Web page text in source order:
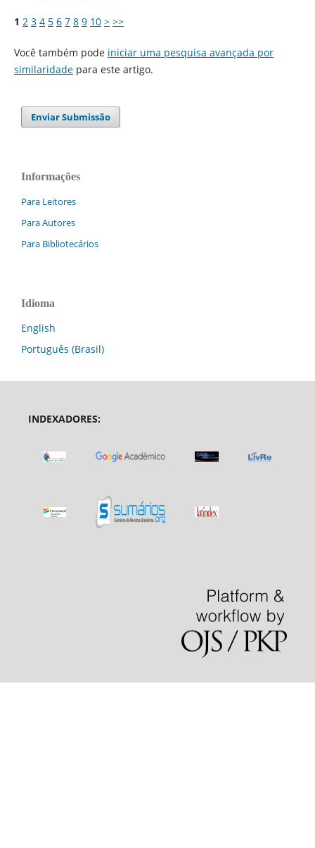
1 2 3 4 5 6 7 8 9 10 > >>
Você também pode iniciar uma pesquisa avançada por
similaridadepara este artigo.
Enviar Submissão
Informações
Para Leitores
Para Autores
Para Bibliotecários
Idioma
English
Português (Brasil)
INDEXADORES: